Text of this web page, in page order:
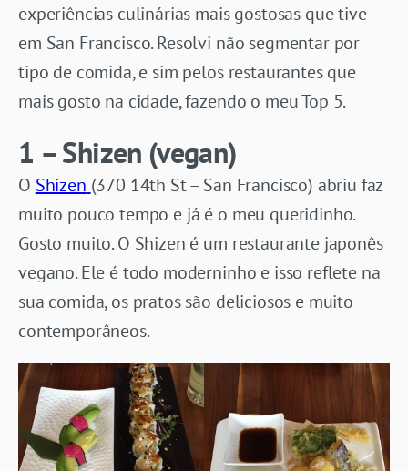
experiências culinárias mais gostosas que tive
em San Francisco. Resolvi não segmentar por
tipo de comida, e sim pelos restaurantes que
mais gosto na cidade, fazendo o meu Top 5.
1 – Shizen (vegan)
O Shizen (370 14th St – San Francisco) abriu faz
muito pouco tempo e já é o meu queridinho.
Gosto muito. O Shizen é um restaurante japonês
vegano. Ele é todo moderninho e isso reflete na
sua comida, os pratos são deliciosos e muito
contemporâneos.